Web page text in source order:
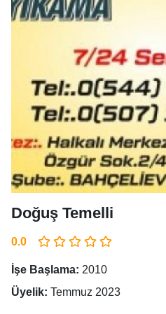
Doğuş Temelli
0.0
İşe Başlama: 2010
Üyelik: Temmuz 2023